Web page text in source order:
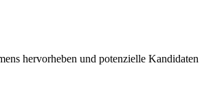
hervorheben und potenzielle Kandidaten